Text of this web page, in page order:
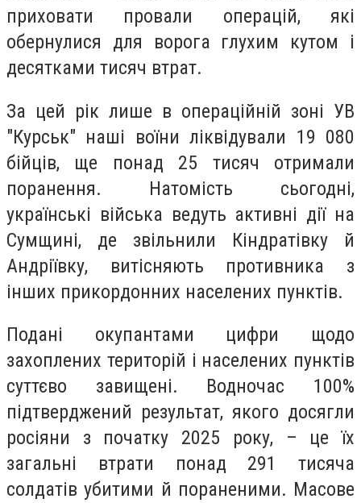
приховати провали операцій, які
обернулися для ворога глухим кутом і
десятками тисяч втрат.
За цей рік лише в операційній зоні УВ
"Курськ" наші воїни ліквідували 19 080
бійців, ще понад 25 тисяч отримали
поранення. Натомість сьогодні,
українські війська ведуть активні дії на
Сумщині, де звільнили Кіндратівку й
Андріївку, витісняють противника з
інших прикордонних населених пунктів.
Подані окупантами цифри щодо
захоплених територій і населених пунктів
суттєво завищені. Водночас 100%
підтверджений результат, якого досягли
росіяни з початку 2025 року, – це їх
загальні втрати понад 291 тисяча
солдатів убитими й пораненими. Масове